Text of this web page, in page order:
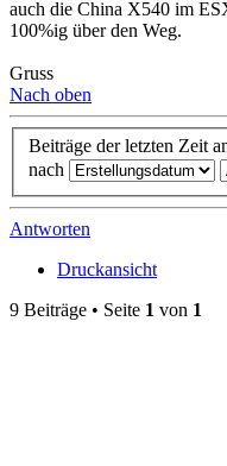
auch die China X540 im
100%ig über den Weg.
Gruss
Nach oben
Beiträge der letzten Zeit
nach
Antworten
Druckansicht
9 Beiträge • Seite 1 von 1